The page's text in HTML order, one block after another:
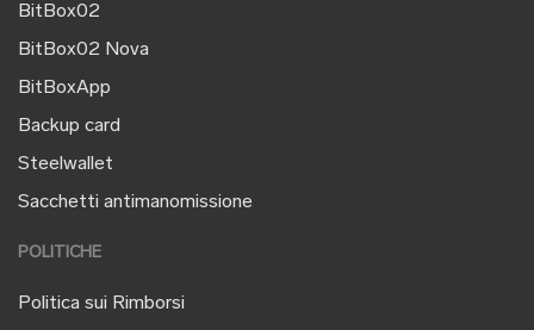
BitBox02
BitBox02 Nova
BitBoxApp
Backup card
Steelwallet
Sacchetti antimanomissione
POLITICHE
Politica sui Rimborsi